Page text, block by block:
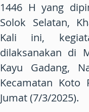
1446 H yang
Solok Selatan,
Kali ini,
dilaksanakan di
Kayu Gadang,
Kecamatan Koto
Jumat (7/3/2025).